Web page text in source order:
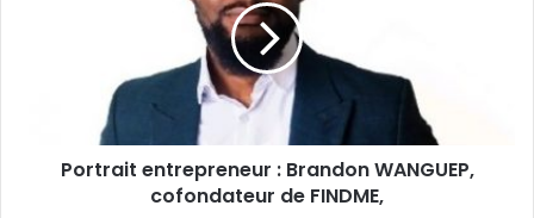
Portrait entrepreneur : Brandon WANGUEP,
cofondateur de FINDME,